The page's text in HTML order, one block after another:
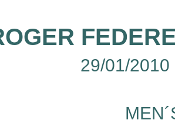
29/01/2010